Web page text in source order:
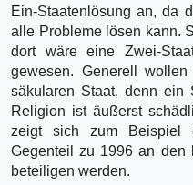
Ein-Staatenlösung an, da
alle Probleme lösen kann.
dort wäre eine Zwei-
gewesen. Generell
säkularen Staat, denn ein
Religion ist äußerst
zeigt sich zum
Gegenteil zu 1996 an den
beteiligen werden.